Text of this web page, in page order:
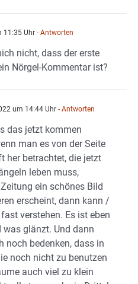
11:35 Uhr - Antworten
nicht, dass der erste
Nörgel-Kommentar ist?
um 14:44 Uhr - Antworten
das jetzt kommen
man es von der Seite
her betrachtet, die jetzt
leben muss,
ein schönes Bild
erscheint, dann kann /
verstehen. Es ist eben
was glänzt. Und dann
noch bedenken, dass in
noch nicht zu benutzen
auch viel zu klein